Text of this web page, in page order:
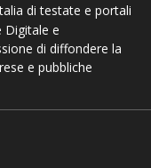
di testate e portali
Digitale e
di diffondere la
e pubbliche